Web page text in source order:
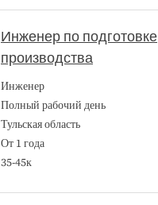
Инженер по подготовке
производства
Инженер
Полный рабочий день
Тульская область
От 1 года
35-45к